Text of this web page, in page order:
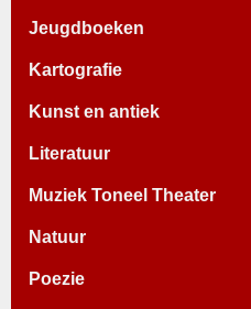
Jeugdboeken
Kartografie
Kunst en antiek
Literatuur
Muziek Toneel Theater
Natuur
Poezie